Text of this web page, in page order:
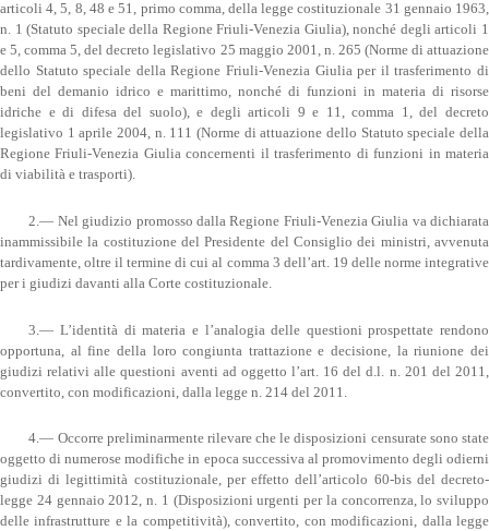
articoli 4, 5, 8, 48 e 51, primo comma, della legge costituzionale 31 gennaio 1963,
n. 1 (Statuto speciale della Regione Friuli-Venezia Giulia), nonché degli articoli 1
e 5, comma 5, del decreto legislativo 25 maggio 2001, n. 265 (Norme di attuazione
dello Statuto speciale della Regione Friuli-Venezia Giulia per il trasferimento di
beni del demanio idrico e marittimo, nonché di funzioni in materia di risorse
idriche e di difesa del suolo), e degli articoli 9 e 11, comma 1, del decreto
legislativo 1 aprile 2004, n. 111 (Norme di attuazione dello Statuto speciale della
Regione Friuli-Venezia Giulia concernenti il trasferimento di funzioni in materia
di viabilità e trasporti).
2.— Nel giudizio promosso dalla Regione Friuli-Venezia Giulia va dichiarata
inammissibile la costituzione del Presidente del Consiglio dei ministri, avvenuta
tardivamente, oltre il termine di cui al comma 3 dell’art. 19 delle norme integrative
per i giudizi davanti alla Corte costituzionale.
3.— L’identità di materia e l’analogia delle questioni prospettate rendono
opportuna, al fine della loro congiunta trattazione e decisione, la riunione dei
giudizi relativi alle questioni aventi ad oggetto l’art. 16 del d.l. n. 201 del 2011,
convertito, con modificazioni, dalla legge n. 214 del 2011.
4.— Occorre preliminarmente rilevare che le disposizioni censurate sono state
oggetto di numerose modifiche in epoca successiva al promovimento degli odierni
giudizi di legittimità costituzionale, per effetto dell’articolo 60-bis del decreto-
legge 24 gennaio 2012, n. 1 (Disposizioni urgenti per la concorrenza, lo sviluppo
delle infrastrutture e la competitività), convertito, con modificazioni, dalla legge